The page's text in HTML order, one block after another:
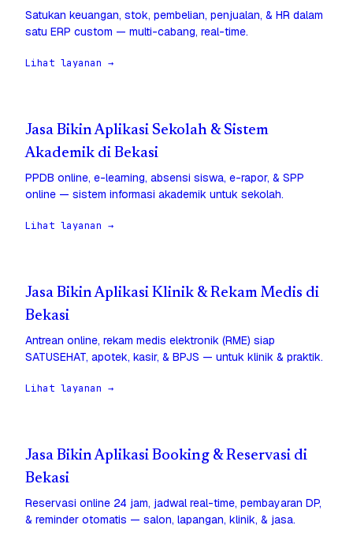
Satukan keuangan, stok, pembelian, penjualan, & HR dalam
satu ERP custom — multi-cabang, real-time.
Lihat layanan →
Jasa Bikin Aplikasi Sekolah & Sistem
Akademik di Bekasi
PPDB online, e-learning, absensi siswa, e-rapor, & SPP
online — sistem informasi akademik untuk sekolah.
Lihat layanan →
Jasa Bikin Aplikasi Klinik & Rekam Medis di
Bekasi
Antrean online, rekam medis elektronik (RME) siap
SATUSEHAT, apotek, kasir, & BPJS — untuk klinik & praktik.
Lihat layanan →
Jasa Bikin Aplikasi Booking & Reservasi di
Bekasi
Reservasi online 24 jam, jadwal real-time, pembayaran DP,
& reminder otomatis — salon, lapangan, klinik, & jasa.